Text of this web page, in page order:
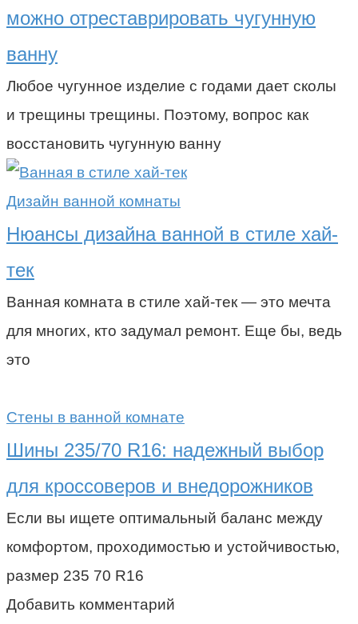
можно отреставрировать чугунную
ванну
Любое чугунное изделие с годами дает сколы
и трещины трещины. Поэтому, вопрос как
восстановить чугунную ванну
Дизайн ванной комнаты
Нюансы дизайна ванной в стиле хай-
тек
Ванная комната в стиле хай-тек — это мечта
для многих, кто задумал ремонт. Еще бы, ведь
это
Стены в ванной комнате
Шины 235/70 R16: надежный выбор
для кроссоверов и внедорожников
Если вы ищете оптимальный баланс между
комфортом, проходимостью и устойчивостью,
размер 235 70 R16
Добавить комментарий